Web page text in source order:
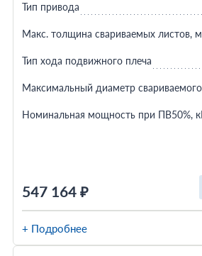
547 164 ₽
Тип привода
Макс. толщина свариваемых листов,
Тип хода подвижного плеча
Максимальный диаметр
Номинальная мощность при ПВ50%,
+ Подробнее